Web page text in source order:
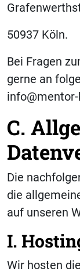
50937 Köln.
Bei Fragen
gerne an
C.
Die
die
auf unseren
I.
Wir hosten